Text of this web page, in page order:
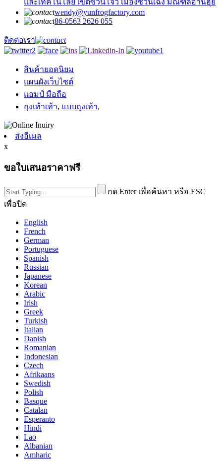
wendy@yunfrogfactory.com
86-0563 2626 055
ติดต่อเรา
สินค้ายอดนิยม
แผนผังเว็บไซต์
แอมป์ มือถือ
ถุงเท้าเท้า, แบบถุงเท้า,
ส่งอีเมล
x
ขอใบเสนอราคาฟรี
กด Enter เพื่อค้นหา หรือ ESC
เพื่อปิด
English
French
German
Portuguese
Spanish
Russian
Japanese
Korean
Arabic
Irish
Greek
Turkish
Italian
Danish
Romanian
Indonesian
Czech
Afrikaans
Swedish
Polish
Basque
Catalan
Esperanto
Hindi
Lao
Albanian
Amharic